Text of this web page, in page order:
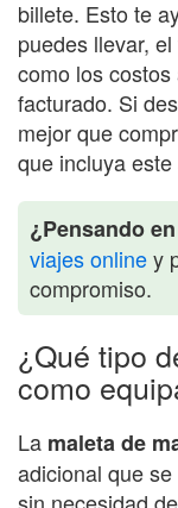
billete. Esto te
puedes llevar,
como los
facturado. Si
mejor que
que incluya
¿Pensando
viajes onliney
compromiso.
¿Qué tipo
como
La maleta de
adicional que